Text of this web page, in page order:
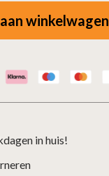
winkelwagen
in huis!